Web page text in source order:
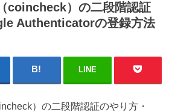
coincheck）の二段階認証
Authenticatorの登録方法
LINE
）の二段階認証のやり方・